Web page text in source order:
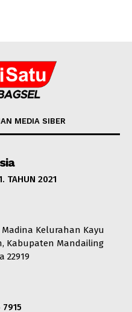
MEDIA SIBER
TAHUN 2021
Madina Kelurahan Kayu
Kabupaten Mandailing
22919